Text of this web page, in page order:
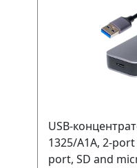
USB-
1325/A1A, 2-port
port, SD and